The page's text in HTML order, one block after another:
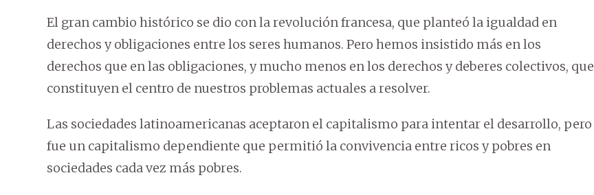
El gran cambio histórico se dio con la revolución francesa, que planteó la igualdad en
derechos y obligaciones entre los seres humanos. Pero hemos insistido más en los
derechos que en las obligaciones, y mucho menos en los derechos y deberes colectivos, que
constituyen el centro de nuestros problemas actuales a resolver.
Las sociedades latinoamericanas aceptaron el capitalismo para intentar el desarrollo, pero
fue un capitalismo dependiente que permitió la convivencia entre ricos y pobres en
sociedades cada vez más pobres.